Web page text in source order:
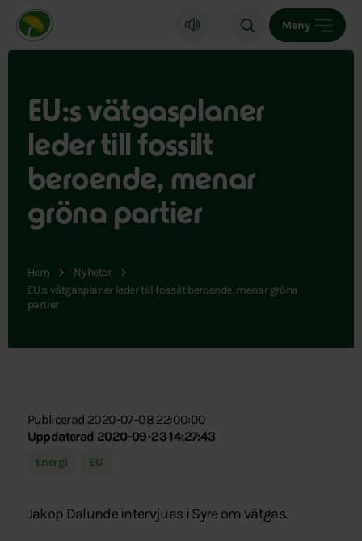
Miljöpartiet de gröna, startsida
Meny
EU:s vätgasplaner
leder till fossilt
beroende, menar
gröna partier
Hem
Nyheter
EU:s vätgasplaner leder till fossilt beroende, menar gröna
partier
Publicerad 2020-07-08 22:00:00
Uppdaterad 2020-09-23 14:27:43
Energi EU
Jakop Dalunde intervjuas i Syre om vätgas.